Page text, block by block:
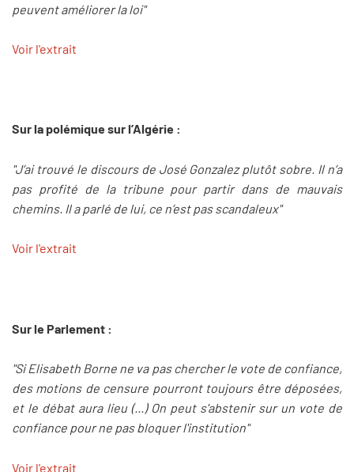
peuvent améliorer la loi"
Voir l'extrait
Sur la polémique sur l’Algérie :
"J’ai trouvé le discours de José Gonzalez plutôt sobre. Il n’a
pas profité de la tribune pour partir dans de mauvais
chemins. Il a parlé de lui, ce n’est pas scandaleux"
Voir l'extrait
Sur le Parlement :
"Si Elisabeth Borne ne va pas chercher le vote de confiance,
des motions de censure pourront toujours être déposées,
et le débat aura lieu (...) On peut s'abstenir sur un vote de
confiance pour ne pas bloquer l'institution"
Voir l'extrait